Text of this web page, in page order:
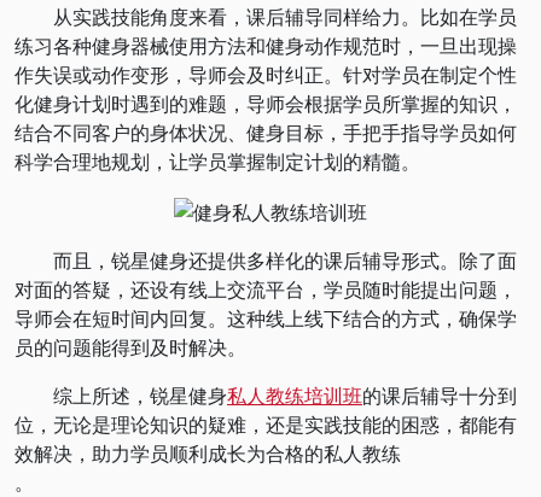
从实践技能角度来看，课后辅导同样给力。比如在学员
练习各种健身器械使用方法和健身动作规范时，一旦出现操
作失误或动作变形，导师会及时纠正。针对学员在制定个性
化健身计划时遇到的难题，导师会根据学员所掌握的知识，
结合不同客户的身体状况、健身目标，手把手指导学员如何
科学合理地规划，让学员掌握制定计划的精髓。
而且，锐星健身还提供多样化的课后辅导形式。除了面
对面的答疑，还设有线上交流平台，学员随时能提出问题，
导师会在短时间内回复。这种线上线下结合的方式，确保学
员的问题能得到及时解决。
综上所述，锐星健身私人教练培训班的课后辅导十分到
位，无论是理论知识的疑难，还是实践技能的困惑，都能有
效解决，助力学员顺利成长为合格的私人教练
。